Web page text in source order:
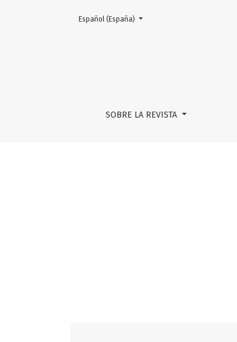
Juventud digital. ¿Escucha analógica?
SOBRE LA REVISTA
Cambiar el idioma. El actual es:
Español (España)